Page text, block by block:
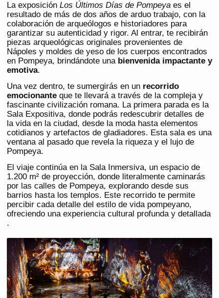
La exposición Los Últimos Días de Pompeya es el
resultado de más de dos años de arduo trabajo, con la
colaboración de arqueólogos e historiadores para
garantizar su autenticidad y rigor​​. Al entrar, te recibirán
piezas arqueológicas originales provenientes de
Nápoles y moldes de yeso de los cuerpos encontrados
en Pompeya, brindándote una bienvenida impactante y
emotiva​​​​.
Una vez dentro, te sumergirás en un recorrido
emocionante que te llevará a través de la compleja y
fascinante civilización romana. La primera parada es la
Sala Expositiva, donde podrás redescubrir detalles de
la vida en la ciudad, desde la moda hasta elementos
cotidianos y artefactos de gladiadores. Esta sala es una
ventana al pasado que revela la riqueza y el lujo de
Pompeya​​.
El viaje continúa en la Sala Inmersiva, un espacio de
1.200 m² de proyección, donde literalmente caminarás
por las calles de Pompeya, explorando desde sus
barrios hasta los templos. Este recorrido te permite
percibir cada detalle del estilo de vida pompeyano,
ofreciendo una experiencia cultural profunda y detallada​​​​
.